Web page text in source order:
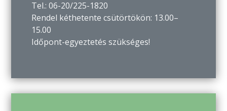
Tel.: 06-20/225-1820
Rendel kéthetente csütörtökön: 13.00–
15.00
Időpont-egyeztetés szükséges!